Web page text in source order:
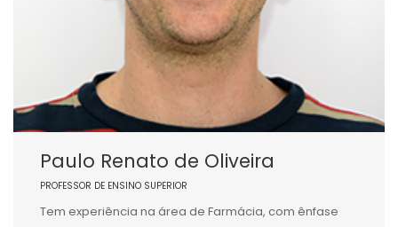
Paulo Renato de Oliveira
PROFESSOR DE ENSINO SUPERIOR
Tem experiência na área de Farmácia, com ênfase